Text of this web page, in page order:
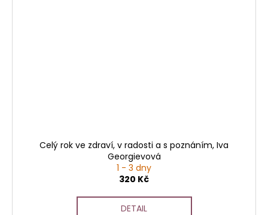
Celý rok ve zdraví, v radosti a s poznáním, Iva
Georgievová
1 - 3 dny
320 Kč
DETAIL